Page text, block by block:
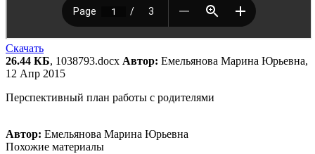
Скачать
26.44 КБ, 1038793.docx Автор: Емельянова Марина Юрьевна,
12 Апр 2015
Перспективный план работы с родителями
Автор: Емельянова Марина Юрьевна
Похожие материалы